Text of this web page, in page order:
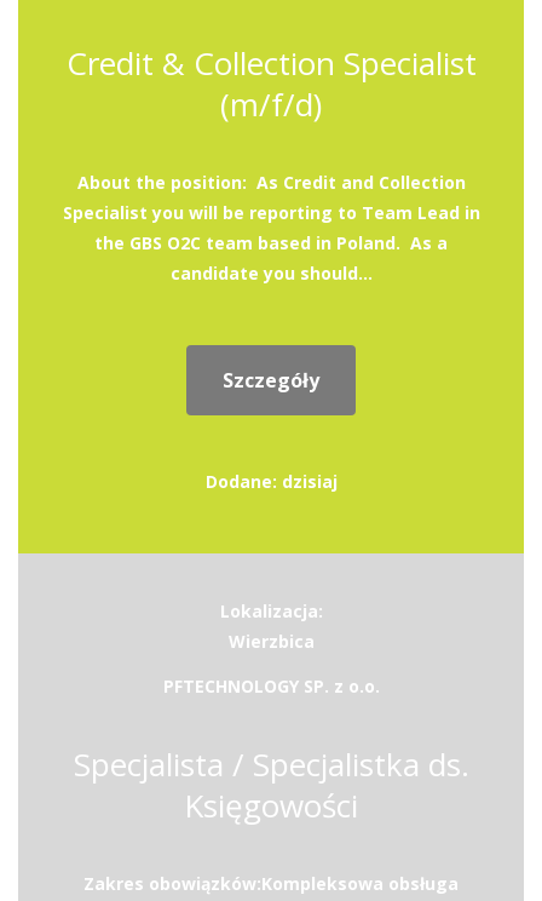
Credit & Collection Specialist
(m/f/d)
About the position: As Credit and Collection
Specialist you will be reporting to Team Lead in
the GBS O2C team based in Poland. As a
candidate you should...
Szczegóły
Dodane: dzisiaj
Lokalizacja:
Wierzbica
PFTECHNOLOGY SP. z o.o.
Specjalista / Specjalistka ds.
Księgowości
Zakres obowiązków:Kompleksowa obsługa